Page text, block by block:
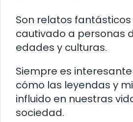
Son relatos
cautivado a personas
edades y culturas.
Siempre es
cómo las leyendas y
influido en nuestras
sociedad.